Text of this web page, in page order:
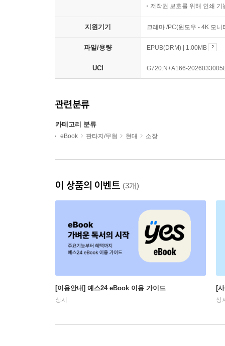
저작권 보호를 위해 인쇄 기
지원기기 크레마 /PC(윈도우 - 4K 모
파일/용량 EPUB(DRM) | 1.00MB
UCI G720:N+A166-
관련분류
카테고리 분류
eBook 판타지/무협 현대 소장
이 상품의 이벤트 (3개)
[이용안내] 예스24 eBook 이용 가이드
상시
[
상